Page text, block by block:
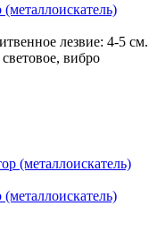
лезвие: 4-5 см.
вибро